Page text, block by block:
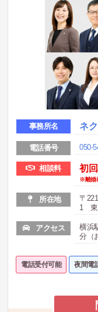
事務所名 ネ
電話番号 050-
相談料 初
※離婚
所在地
〒
1 東
アクセス
横浜
分（
電話受付可能 夜間電